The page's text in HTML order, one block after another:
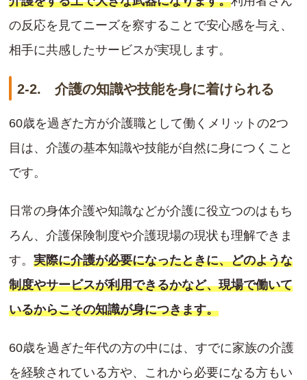
の反応を見てニーズを察することで安心感を与え、
相手に共感したサービスが実現します。
2-2. 介護の知識や技能を身に着けられる
60歳を過ぎた方が介護職として働くメリットの2つ
目は、介護の基本知識や技能が自然に身につくこと
です。
日常の身体介護や知識などが介護に役立つのはもち
ろん、介護保険制度や介護現場の現状も理解できま
す。 実際に介護が必要になったときに、どのような
制度やサービスが利用できるかなど、現場で働いて
いるからこその知識が身につきます。
60歳を過ぎた年代の方の中には、すでに家族の介護
を経験されている方や、これから必要になる方もい